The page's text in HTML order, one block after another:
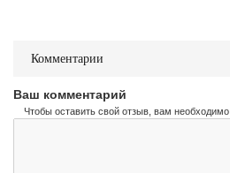
Комментарии
Ваш комментарий
Чтобы оставить свой отзыв, вам необходимо